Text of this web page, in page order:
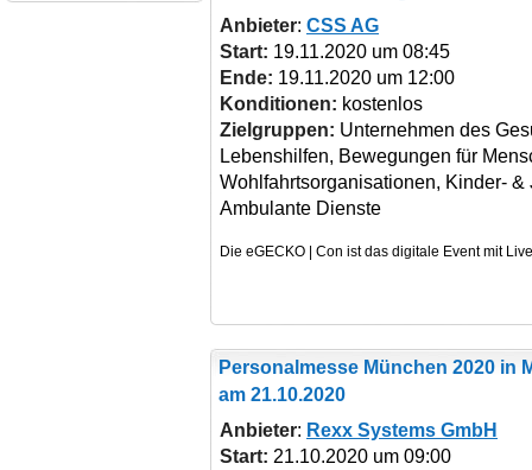
Anbieter: CSS AG
Start: 19.11.2020 um 08:45
Ende: 19.11.2020 um 12:00
Konditionen: kostenlos
Zielgruppen: Unternehmen des
Lebenshilfen, Bewegungen für
Wohlfahrtsorganisationen, Kinder-
Ambulante Dienste
Personalmesse München 2020 in
am 21.10.2020
Anbieter: Rexx Systems GmbH
Start: 21.10.2020 um 09:00